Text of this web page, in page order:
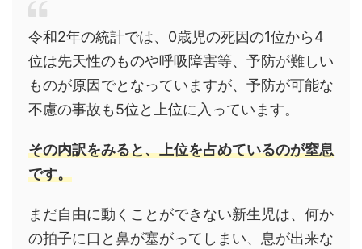
令和2年の統計では、0歳児の死因の1位から4
位は先天性のものや呼吸障害等、予防が難しい
ものが原因でとなっていますが、予防が可能な
不慮の事故も5位と上位に入っています。
その内訳をみると、上位を占めているのが窒息
です。
まだ自由に動くことができない新生児は、何か
の拍子に口と鼻が塞がってしまい、息が出来な